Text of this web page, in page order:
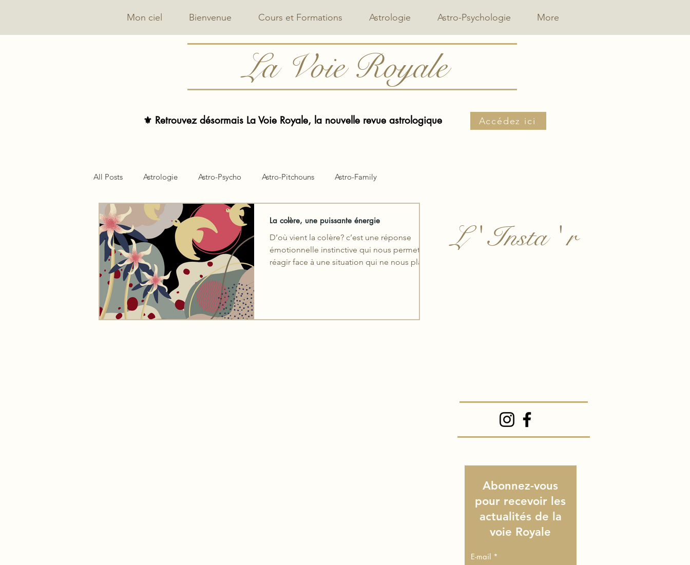
Mon ciel Bienvenue Cours et Formations Astrologie Astro-Psychologie More
La Voie Royale
⚜️ Retrouvez désormais La Voie Royale, la nouvelle revue astrologique Accédez ici
All Posts Astrologie Astro-Psycho Astro-Pitchouns Astro-Family
La colère, une puissante énergie
D’où vient la colère? c’est une réponse
émotionnelle instinctive qui nous permet de
réagir face à une situation qui ne nous plaît
L ' Insta ' r
Abonnez-vous
pour recevoir les
actualités de la
voie Royale
E-mail